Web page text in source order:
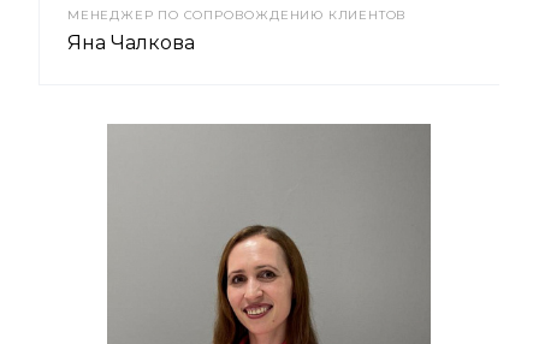
МЕНЕДЖЕР ПО СОПРОВОЖДЕНИЮ КЛИЕНТОВ
Яна Чалкова